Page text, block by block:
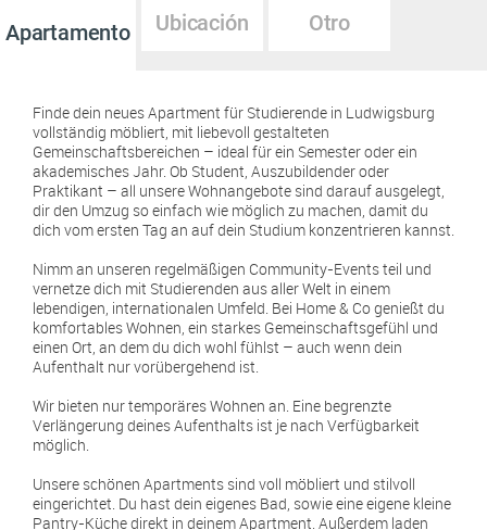
Apartamento Ubicación Otro
Finde dein neues Apartment für Studierende in Ludwigsburg
vollständig möbliert, mit liebevoll gestalteten
Gemeinschaftsbereichen – ideal für ein Semester oder ein
akademisches Jahr. Ob Student, Auszubildender oder
Praktikant – all unsere Wohnangebote sind darauf ausgelegt,
dir den Umzug so einfach wie möglich zu machen, damit du
dich vom ersten Tag an auf dein Studium konzentrieren kannst.
Nimm an unseren regelmäßigen Community-Events teil und
vernetze dich mit Studierenden aus aller Welt in einem
lebendigen, internationalen Umfeld. Bei Home & Co genießt du
komfortables Wohnen, ein starkes Gemeinschaftsgefühl und
einen Ort, an dem du dich wohl fühlst – auch wenn dein
Aufenthalt nur vorübergehend ist.
Wir bieten nur temporäres Wohnen an. Eine begrenzte
Verlängerung deines Aufenthalts ist je nach Verfügbarkeit
möglich.
Unsere schönen Apartments sind voll möbliert und stilvoll
eingerichtet. Du hast dein eigenes Bad, sowie eine eigene kleine
Pantry-Küche direkt in deinem Apartment. Außerdem laden